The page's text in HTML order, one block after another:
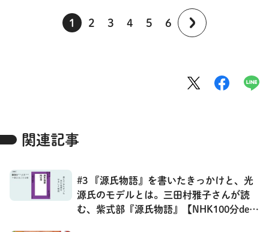
1 2 3 4 5 6
関連記事
#3 『源氏物語』を書いたきっかけと、光
源氏のモデルとは。三田村雅子さんが読
む、紫式部『源氏物語』【NHK100分de名